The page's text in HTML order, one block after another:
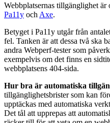
Webbplatsernas tillgänglighet är
Pa11y och Axe.
Betyget i Pa11y utgår från
fel. Tanken är att dessa två ska
andra Webperf-tester som
exempelvis om det finns en
webbplatsens 404-sida.
Hur bra är automatiska
tillgänglighets­brister som kan
upptäckas med automatiska
Det tål att upprepas att